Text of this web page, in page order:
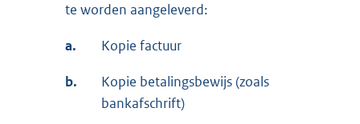
te worden aangeleverd:
a. Kopie factuur
b.
Kopie betalingsbewijs (zoals
bankafschrift)